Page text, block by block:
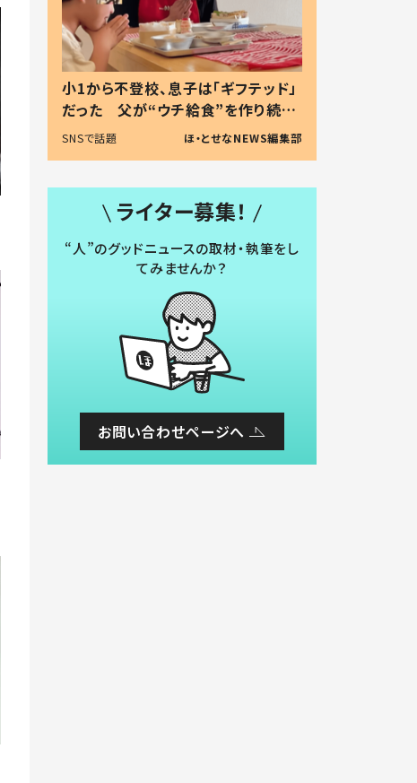
小1から不登校、息子は「ギフテッド」
だった 父が“ウチ給食”を作り続け
る理由とは #令和の親 #令和の子
SNSで話題 ほ・とせなNEWS編集部
ライター募集！
“人”のグッドニュースの取材・執筆をし
てみませんか？
お問い合わせページへ